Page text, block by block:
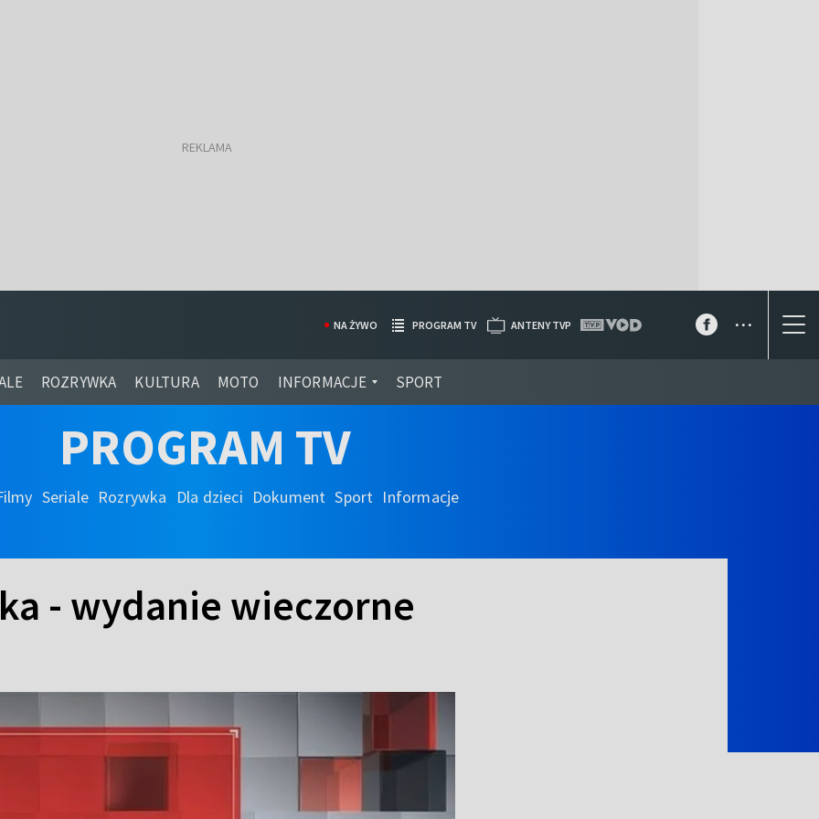
ROZRYWKA KULTURA MOTO INFORMACJE SPORT
NA ŻYWO PROGRAM TV ANTENY TVP ...
PROGRAM TV
Seriale Rozrywka Dla dzieci Dokument Sport Informacje
- wydanie wieczorne